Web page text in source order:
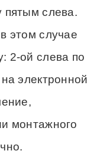
пятым слева.
этом случае
2-ой слева по
электронной
монтажного